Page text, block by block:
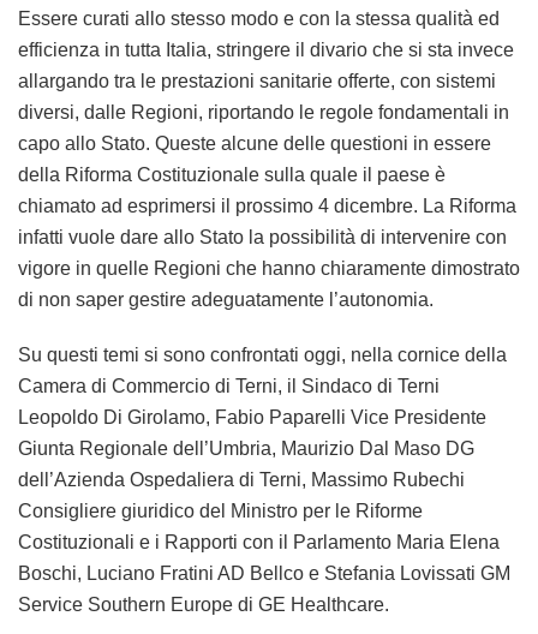
Essere curati allo stesso modo e con la stessa qualità ed
efficienza in tutta Italia, stringere il divario che si sta invece
allargando tra le prestazioni sanitarie offerte, con sistemi
diversi, dalle Regioni, riportando le regole fondamentali in
capo allo Stato. Queste alcune delle questioni in essere
della Riforma Costituzionale sulla quale il paese è
chiamato ad esprimersi il prossimo 4 dicembre. La Riforma
infatti vuole dare allo Stato la possibilità di intervenire con
vigore in quelle Regioni che hanno chiaramente dimostrato
di non saper gestire adeguatamente l’autonomia.
Su questi temi si sono confrontati oggi, nella cornice della
Camera di Commercio di Terni, il Sindaco di Terni
Leopoldo Di Girolamo, Fabio Paparelli Vice Presidente
Giunta Regionale dell’Umbria, Maurizio Dal Maso DG
dell’Azienda Ospedaliera di Terni, Massimo Rubechi
Consigliere giuridico del Ministro per le Riforme
Costituzionali e i Rapporti con il Parlamento Maria Elena
Boschi, Luciano Fratini AD Bellco e Stefania Lovissati GM
Service Southern Europe di GE Healthcare.